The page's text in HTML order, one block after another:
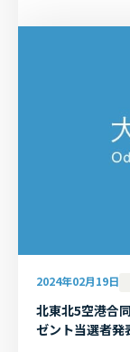
2024年02月19日
北東北5空港合
ゼント当選者発